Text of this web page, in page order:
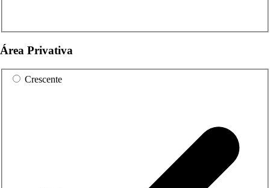
Área Privativa
Crescente